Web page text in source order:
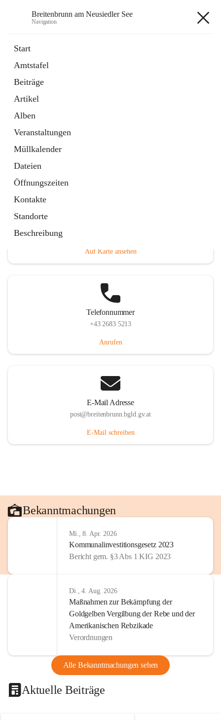
Breitenbrunn am Neusiedler See
Navigation
Start
Amtstafel
Beiträge
Artikel
Alben
Veranstaltungen
Müllkalender
Dateien
Öffnungszeiten
Kontakte
Standorte
Beschreibung
18 Schnellzugriffe
Gemeindeservice
Auf Karte ansehen
Telefonnummer
+43 2683 5213
Anrufen
E-Mail Adresse
post@breitenbrunn.bgld.gv.at
E-Mail schreiben
Bekanntmachungen
Mi., 8. Apr. 2026
Kommunalinvestitionsgesetz 2023
Bericht gem. §3 Abs 1 KIG 2023
Di., 4. Aug. 2026
Maßnahmen zur Bekämpfung der
Goldgelben Vergilbung der Rebe und der
Amerikanischen Rebzikade
Verordnungen
Alle Bekanntmachungen sehen
Aktuelle Beiträge